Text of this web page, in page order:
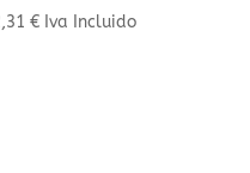
€ Iva Incluido